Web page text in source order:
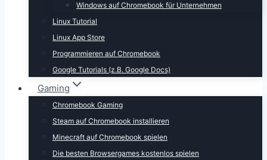
Windows auf Chromebook für Unternehmen
Linux Tutorial
Linux App Store
Programmieren auf Chromebook
Google Tutorials (z.B. Google Docs)
Gaming
Chromebook Gaming
Steam auf Chromebook installieren
Minecraft auf Chromebook spielen
Die besten Browsergames kostenlos spielen